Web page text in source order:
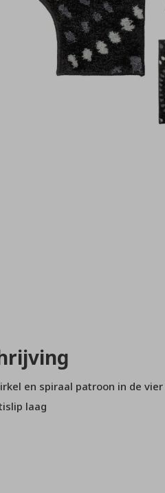
en spiraal patroon in de
laag